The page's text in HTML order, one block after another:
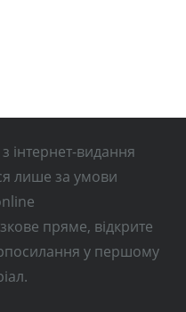
інтернет-видання
лише за умови
пряме, відкрите
у першому